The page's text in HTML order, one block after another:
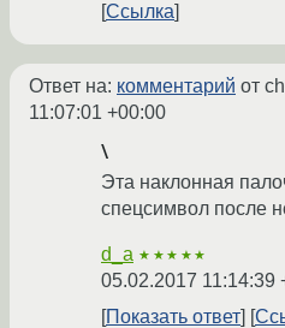
Ссылка
Ответ на: комментарий от
11:07:01 +00:00
\
Эта наклонная
спецсимвол после
d_a ★★★★★
05.02.2017 11:14:39
Показать ответ